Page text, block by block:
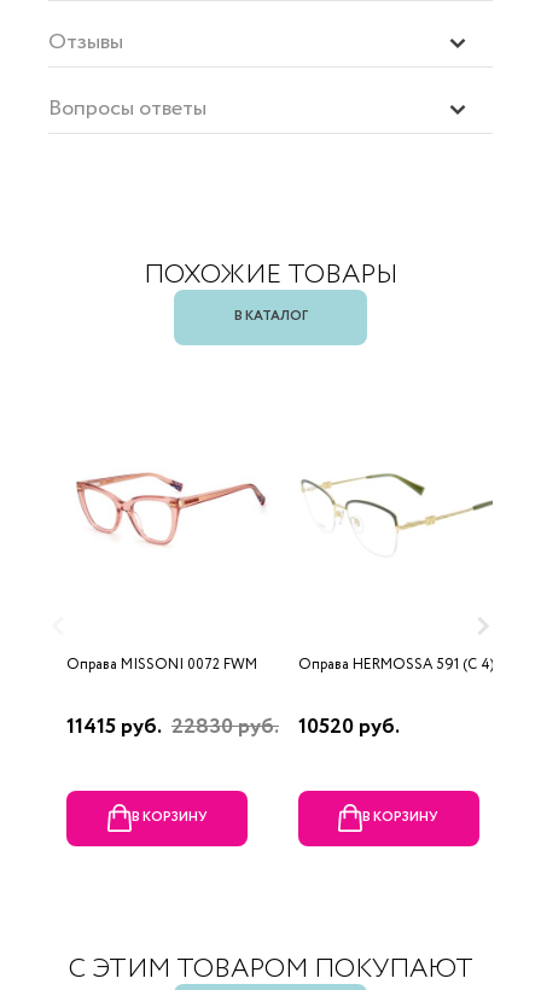
Отзывы
Вопросы ответы
ПОХОЖИЕ ТОВАРЫ
В КАТАЛОГ
Оправа MISSONI 0072 FWM
11415 руб. 22830 руб.
В КОРЗИНУ
Оправа HERMOSSA 591 (C 4)
10520 руб.
В КОРЗИНУ
С ЭТИМ ТОВАРОМ ПОКУПАЮТ